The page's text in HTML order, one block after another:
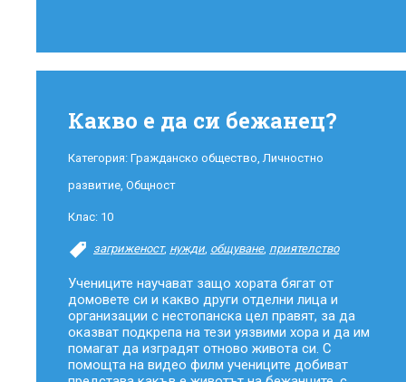
Какво е да си бежанец?
Категория: Гражданско общество,Личностно
развитие, Общност
Клас: 10
загриженост, нужди, общуване, приятелство
Учениците научават защо хората бягат от
домовете си и какво други отделни лица и
организации с нестопанска цел правят, за да
оказват подкрепа на тези уязвими хора и да им
помагат да изградят отново живота си. С
помощта на видео филм учениците добиват